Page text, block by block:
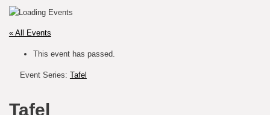
« All Events
This event has passed.
Event Series: Tafel
Tafel